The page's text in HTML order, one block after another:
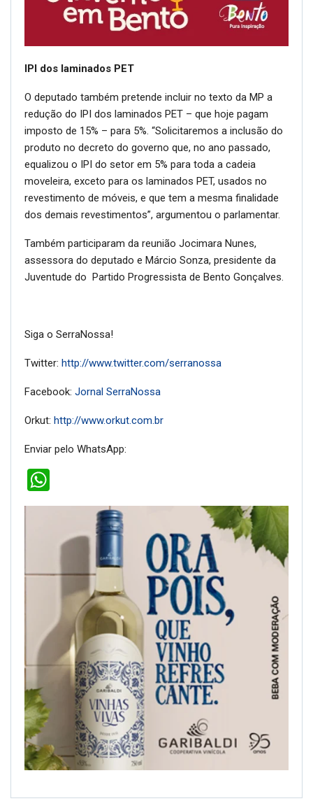
IPI dos laminados PET
O deputado também pretende incluir no texto da MP a
redução do IPI dos laminados PET – que hoje pagam
imposto de 15% – para 5%. “Solicitaremos a inclusão do
produto no decreto do governo que, no ano passado,
equalizou o IPI do setor em 5% para toda a cadeia
moveleira, exceto para os laminados PET, usados no
revestimento de móveis, e que tem a mesma finalidade
dos demais revestimentos”, argumentou o parlamentar.
Também participaram da reunião Jocimara Nunes,
assessora do deputado e Márcio Sonza, presidente da
Juventude do Partido Progressista de Bento Gonçalves.
Siga o SerraNossa!
Twitter: http://www.twitter.com/serranossa
Facebook: Jornal SerraNossa
Orkut: http://www.orkut.com.br
Enviar pelo WhatsApp: